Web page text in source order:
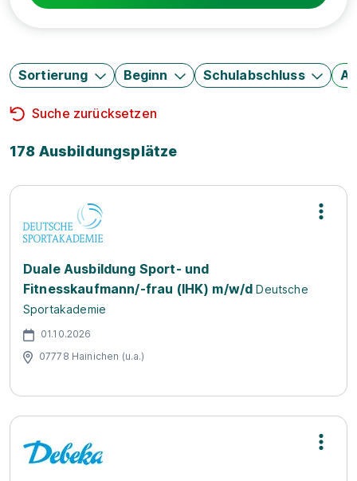
Sortierung Beginn Schulabschluss
Suche zurücksetzen
178 Ausbildungsplätze
Duale Ausbildung Sport- und
Fitnesskaufmann/-frau (IHK) m/w/d Deutsche
Sportakademie
01.10.2026
07778 Hainichen (u.a.)